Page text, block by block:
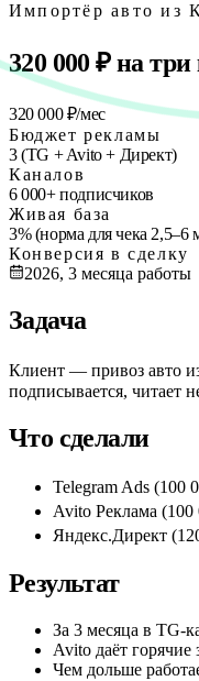
Импортёр авто из
320 000 ₽ на
320 000 ₽/мес
Бюджет рекламы
3 (TG + Avito + Директ)
Каналов
6 000+ подписчиков
Живая база
3% (норма для чека 2,5–6
Конверсия в сделку
2026, 3 месяца работы
Задача
Клиент — привоз авто
подписывается, читает
Что сделали
Telegram Ads (100
Avito Реклама (100
Яндекс.Директ
Результат
За 3 месяца в TG-
Avito даёт горячие
Чем дольше